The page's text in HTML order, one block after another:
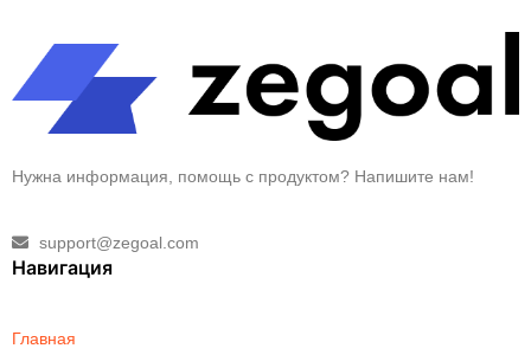
Нужна информация, помощь с продуктом? Напишите нам!
support@zegoal.com
Навигация
Главная